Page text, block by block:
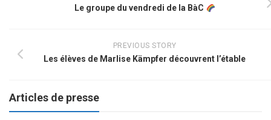
Le groupe du vendredi de la BàC
PREVIOUS STORY
Les élèves de Marlise Kämpfer découvrent l’étable
Articles de presse